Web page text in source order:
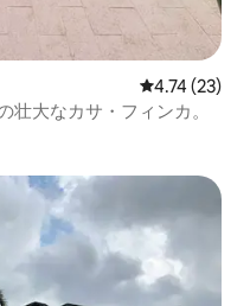
レビュー23
4.74 (23)
大なカサ・フィンカ。